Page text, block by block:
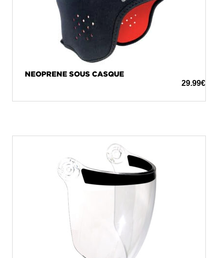
NEOPRENE SOUS CASQUE
29.99€